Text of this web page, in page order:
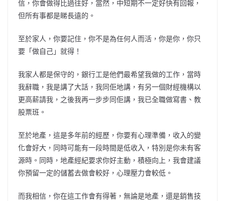
信，你會做得比過往好，當然，中短期不一定好快有回報，
但所有事都是睇長遠的。
至於家人，你要記住，你不是為任何人而活，你是你，你只
要「做自己」就得！
我家人都是保守的，銀行工是他們最希望我做的工作，當時
我辭職，我是講了大話，我同佢地講，有另一個財經機構以
更高薪請我，之後我再一步步同佢講，我已全職做寫書、教
股票班。
至於地產，這是多年前的經歷，你要有心理準備，收入的變
化會好大，同時可能有一段時間是低收入，特別是你未有客
源時。同時，地產經紀要求你好主動，積極向上，我會建議
你預留一定的儲蓄去做會較好，心理壓力會較低。
而我相信，你在這工作會有得著，無論是地產，還是銷售技